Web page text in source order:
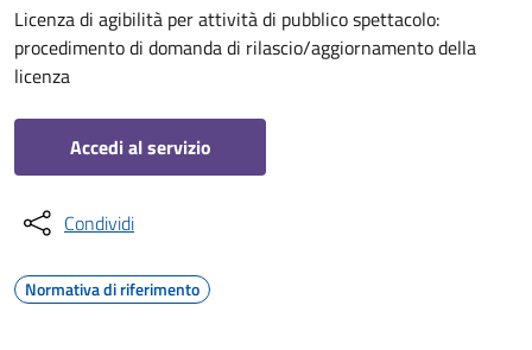
Licenza di agibilità per attività di pubblico spettacolo:
procedimento di domanda di rilascio/aggiornamento della
licenza
Accedi al servizio
Condividi
Normativa di riferimento